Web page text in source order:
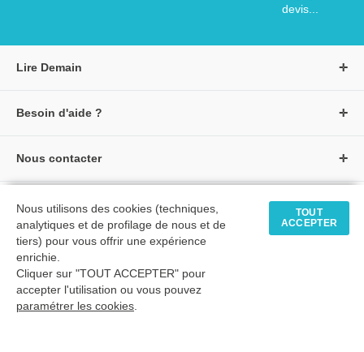
devis...
Lire Demain
Créer un compte
★ Avis clients vérifiés
Besoin d'aide ?
Livraisons et retours
Tarifs négociés
Comment passer commande
Mon compte
Nous contacter
Formulaire de contact
Siège social
Tous nos livres
Livres petite enfance
Livres maternelle
Livres élémentaire
Livres collège
© 2026 - LIRE DEMAIN
C.G.U | C.G.V | Plan du site
Nous utilisons des cookies (techniques,
analytiques et de profilage de nous et de
tiers) pour vous offrir une expérience
enrichie.
Cliquer sur "TOUT ACCEPTER" pour
accepter l'utilisation ou vous pouvez
paramétrer les cookies.
TOUT
ACCEPTER